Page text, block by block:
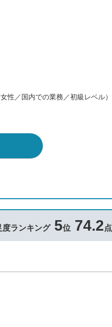
性／国内での業務／初級レベル）
度ランキング5位 74.2点